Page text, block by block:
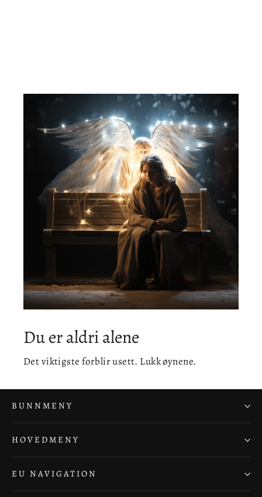
Du er aldri alene
Det viktigste forblir usett. Lukk øynene.
BUNNMENY
HOVEDMENY
EU NAVIGATION